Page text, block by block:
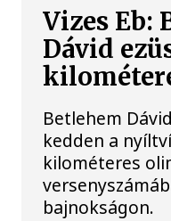
Vizes Eb:
Dávid
Betlehem
kedden a
kilométeres
bajnokságon.